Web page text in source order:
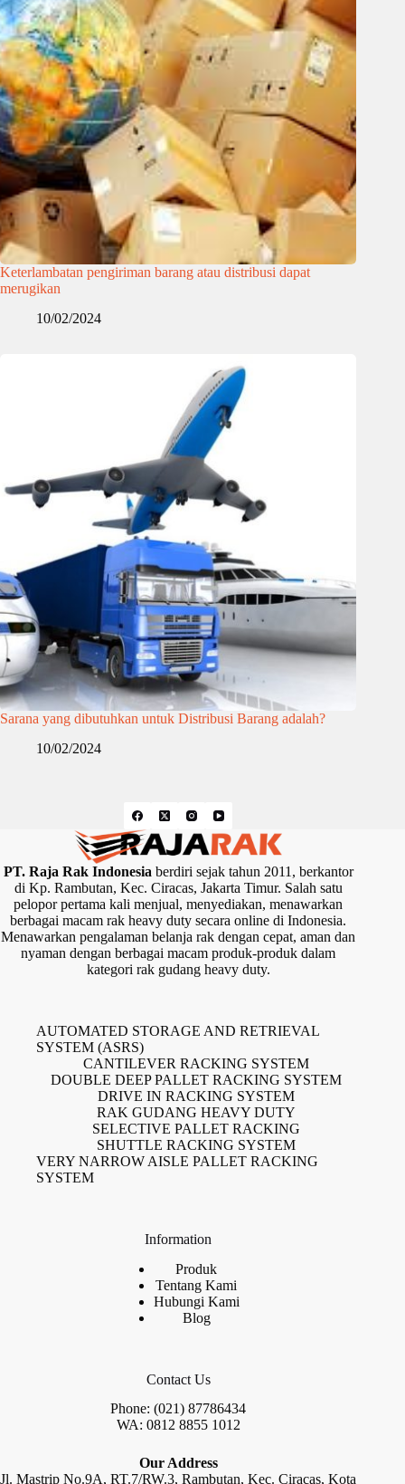
Keterlambatan pengiriman barang atau distribusi dapat
merugikan
10/02/2024
Sarana yang dibutuhkan untuk Distribusi Barang adalah?
10/02/2024
PT. Raja Rak Indonesia berdiri sejak tahun 2011, berkantor
di Kp. Rambutan, Kec. Ciracas, Jakarta Timur. Salah satu
pelopor pertama kali menjual, menyediakan, menawarkan
berbagai macam rak heavy duty secara online di Indonesia.
Menawarkan pengalaman belanja rak dengan cepat, aman dan
nyaman dengan berbagai macam produk-produk dalam
kategori rak gudang heavy duty.
AUTOMATED STORAGE AND RETRIEVAL
SYSTEM (ASRS)
CANTILEVER RACKING SYSTEM
DOUBLE DEEP PALLET RACKING SYSTEM
DRIVE IN RACKING SYSTEM
RAK GUDANG HEAVY DUTY
SELECTIVE PALLET RACKING
SHUTTLE RACKING SYSTEM
VERY NARROW AISLE PALLET RACKING
SYSTEM
Information
Produk
Tentang Kami
Hubungi Kami
Blog
Contact Us
Phone: (021) 87786434
WA: 0812 8855 1012
Our Address
Jl. Mastrip No.9A, RT.7/RW.3, Rambutan, Kec. Ciracas, Kota